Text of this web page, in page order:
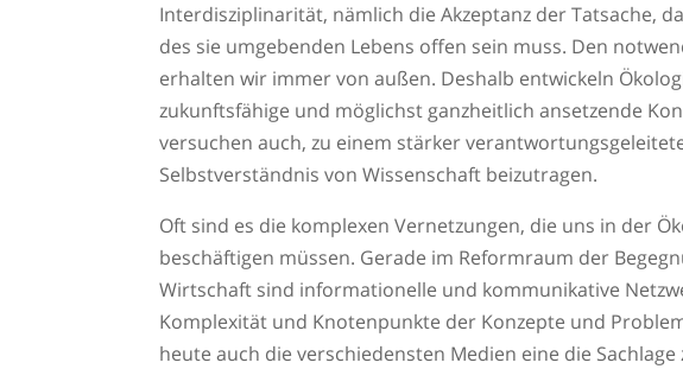
Interdisziplinarität, nämlich die Akzeptanz der Tatsache,
des sie umgebenden Lebens offen sein muss. Den
erhalten wir immer von außen. Deshalb entwickeln
zukunftsfähige und möglichst ganzheitlich ansetzende
versuchen auch, zu einem stärker
Selbstverständnis von Wissenschaft beizutragen.
Oft sind es die komplexen Vernetzungen, die uns in der
beschäftigen müssen. Gerade im Reformraum der
Wirtschaft sind informationelle und kommunikative
Komplexität und Knotenpunkte der Konzepte und
heute auch die verschiedensten Medien eine die